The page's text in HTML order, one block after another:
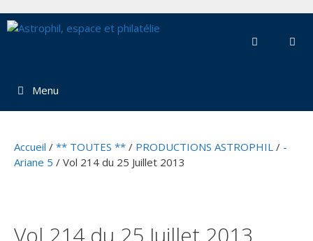
au
Menu
Accueil / ** TOUTES ** / PRODUCTIONS ASTROPHIL / -
Ariane 5 / Vol 214 du 25 Juillet 2013
Vol 214 du 25 Juillet 2013